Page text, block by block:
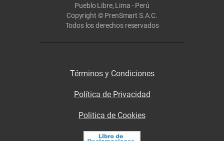
Pueblo Libre, Lima - Perú
Copyright © PrenSmart S.A.C.
Todos los derechos reservados
Términos y Condiciones
Política de Privacidad
Politica de Cookies